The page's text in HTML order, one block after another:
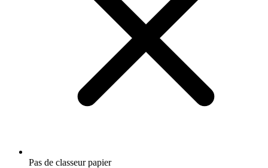
Pas de classeur papier